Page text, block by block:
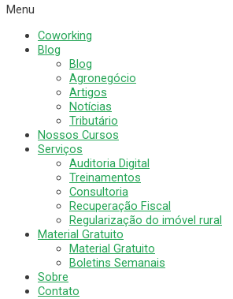
Menu
Coworking
Blog
Blog
Agronegócio
Artigos
Notícias
Tributário
Nossos Cursos
Serviços
Auditoria Digital
Treinamentos
Consultoria
Recuperação Fiscal
Regularização do imóvel rural
Material Gratuito
Material Gratuito
Boletins Semanais
Sobre
Contato